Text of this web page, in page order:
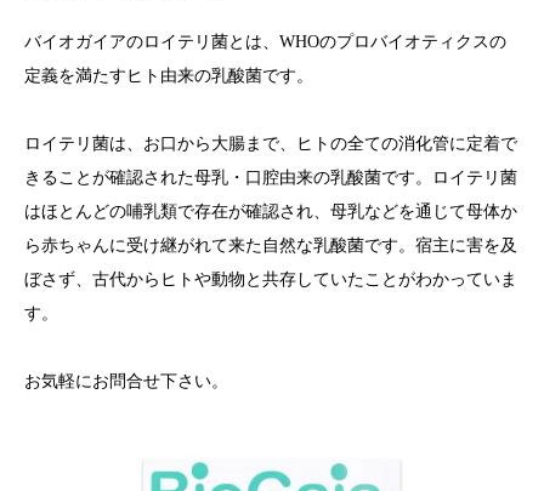
バイオガイアのロイテリ菌とは、WHOのプロバイオティクスの
定義を満たすヒト由来の乳酸菌です。
ロイテリ菌は、お口から大腸まで、ヒトの全ての消化管に定着で
きることが確認された母乳・口腔由来の乳酸菌です。ロイテリ菌
はほとんどの哺乳類で存在が確認され、母乳などを通じて母体か
ら赤ちゃんに受け継がれて来た自然な乳酸菌です。宿主に害を及
ぼさず、古代からヒトや動物と共存していたことがわかっていま
す。
お気軽にお問合せ下さい。